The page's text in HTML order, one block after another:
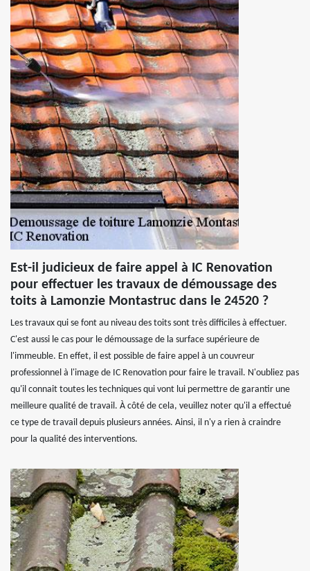
Est-il judicieux de faire appel à IC Renovation
pour effectuer les travaux de démoussage des
toits à Lamonzie Montastruc dans le 24520 ?
Les travaux qui se font au niveau des toits sont très difficiles à effectuer.
C'est aussi le cas pour le démoussage de la surface supérieure de
l'immeuble. En effet, il est possible de faire appel à un couvreur
professionnel à l'image de IC Renovation pour faire le travail. N'oubliez pas
qu'il connait toutes les techniques qui vont lui permettre de garantir une
meilleure qualité de travail. À côté de cela, veuillez noter qu'il a effectué
ce type de travail depuis plusieurs années. Ainsi, il n'y a rien à craindre
pour la qualité des interventions.